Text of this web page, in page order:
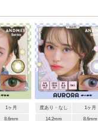
1ヶ月
8.6mm
度あり・なし 1ヶ月
14.2mm 8.6mm